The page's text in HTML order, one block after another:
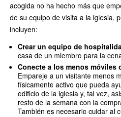
acogida no ha hecho más que
de su equipo de visita a la iglesia,
incluyen:
Crear un equipo de
casa de un miembro para la
Conecte a los menos móviles
Empareje a un visitante menos
físicamente activo que pueda
edificio de la iglesia y, tal vez,
resto de la semana con la
También es necesario cuidar al